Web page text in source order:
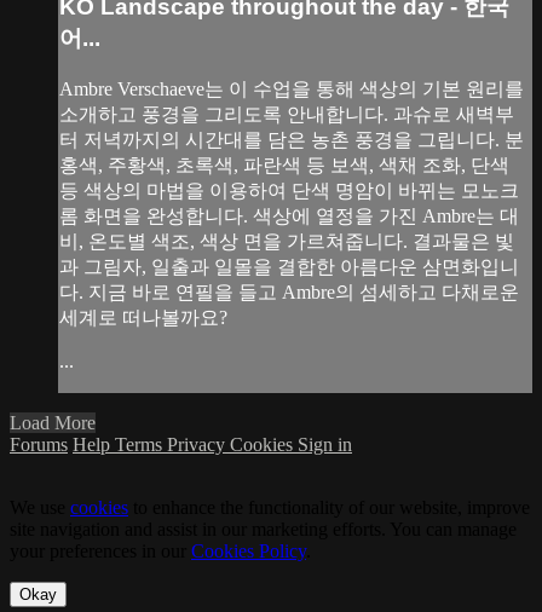
KO Landscape throughout the day - 한국
어...
Ambre Verschaeve는 이 수업을 통해 색상의 기본 원리를
소개하고 풍경을 그리도록 안내합니다. 과슈로 새벽부
터 저녁까지의 시간대를 담은 농촌 풍경을 그립니다. 분
홍색, 주황색, 초록색, 파란색 등 보색, 색채 조화, 단색
등 색상의 마법을 이용하여 단색 명암이 바뀌는 모노크
롬 화면을 완성합니다. 색상에 열정을 가진 Ambre는 대
비, 온도별 색조, 색상 면을 가르쳐줍니다. 결과물은 빛
과 그림자, 일출과 일몰을 결합한 아름다운 삼면화입니
다. 지금 바로 연필을 들고 Ambre의 섬세하고 다채로운
세계로 떠나볼까요?
...
Load More
Forums Help Terms Privacy Cookies Sign in
cookies
Cookies Policy.
Okay